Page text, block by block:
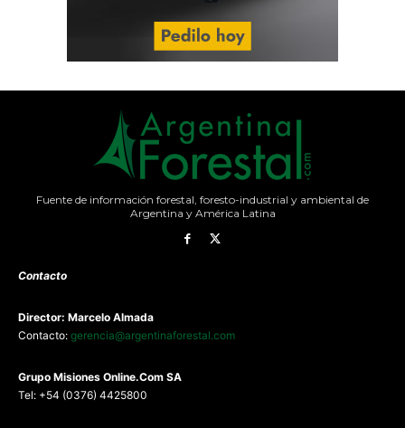
Fuente de información forestal, foresto-industrial y ambiental de
Argentina y América Latina
Contacto
Director: Marcelo Almada
Contacto: gerencia@argentinaforestal.com
Grupo Misiones Online.Com SA
Tel: +54 (0376) 4425800